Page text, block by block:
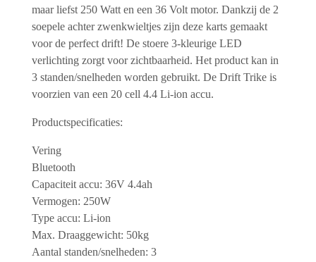
maar liefst 250 Watt en een 36 Volt motor. Dankzij de 2
soepele achter zwenkwieltjes zijn deze karts gemaakt
voor de perfect drift! De stoere 3-kleurige LED
verlichting zorgt voor zichtbaarheid. Het product kan in
3 standen/snelheden worden gebruikt. De Drift Trike is
voorzien van een 20 cell 4.4 Li-ion accu.
Productspecificaties:
Vering
Bluetooth
Capaciteit accu: 36V 4.4ah
Vermogen: 250W
Type accu: Li-ion
Max. Draaggewicht: 50kg
Aantal standen/snelheden: 3